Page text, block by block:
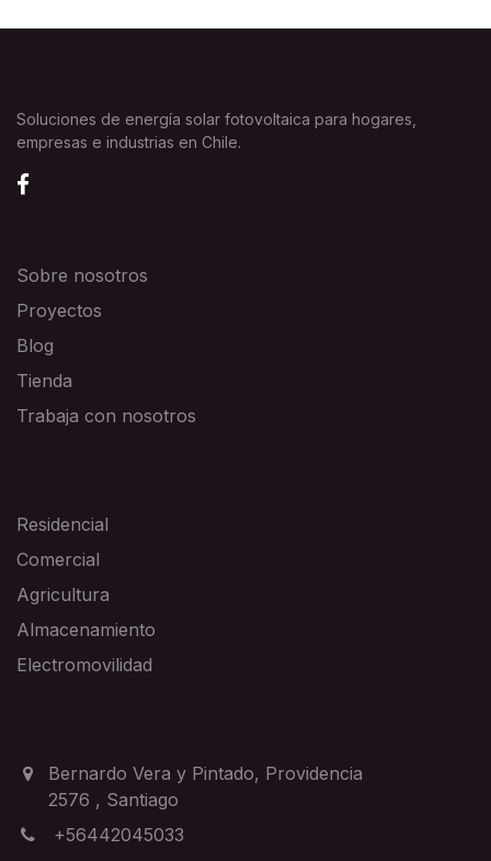
Soluciones de energía solar fotovoltaica para hogares,
empresas e industrias en Chile.
Sobre nosotros
Proyectos
Blog
Tienda
Trabaja con nosotros
Residencial
Comercial
Agricultura
Almacenamiento
Electromovilidad
Bernardo Vera y Pintado, Providencia
2576 , Santiago
+56442045033